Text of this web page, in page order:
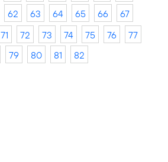
62 63 64 65 66
67
71 72 73 74 75 76
77
79 80 81 82